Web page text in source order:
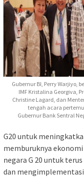
Gubernur BI, Perry Warjiyo,
IMF Kristalina Georgiva,
Christine Lagard, dan
tengah acara
Gubernur Bank Sentral
G20 untuk
memburuknya
negara G 20 untuk
dan